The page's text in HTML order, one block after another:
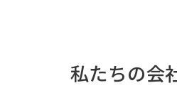
私たちの会